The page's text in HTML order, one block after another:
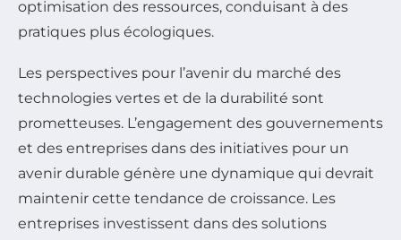
optimisation des ressources, conduisant à des
pratiques plus écologiques.
Les perspectives pour l’avenir du marché des
technologies vertes et de la durabilité sont
prometteuses. L’engagement des gouvernements
et des entreprises dans des initiatives pour un
avenir durable génère une dynamique qui devrait
maintenir cette tendance de croissance. Les
entreprises investissent dans des solutions